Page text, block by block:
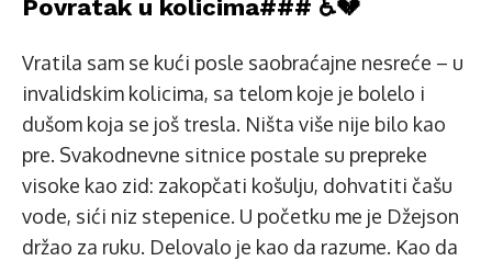
Povratak u kolicima### ♿️💔
Vratila sam se kući posle saobraćajne nesreće – u
invalidskim kolicima, sa telom koje je bolelo i
dušom koja se još tresla. Ništa više nije bilo kao
pre. Svakodnevne sitnice postale su prepreke
visoke kao zid: zakopčati košulju, dohvatiti čašu
vode, sići niz stepenice. U početku me je Džejson
držao za ruku. Delovalo je kao da razume. Kao da